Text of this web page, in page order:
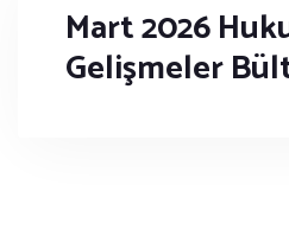
Mart 2026
Gelişmeler